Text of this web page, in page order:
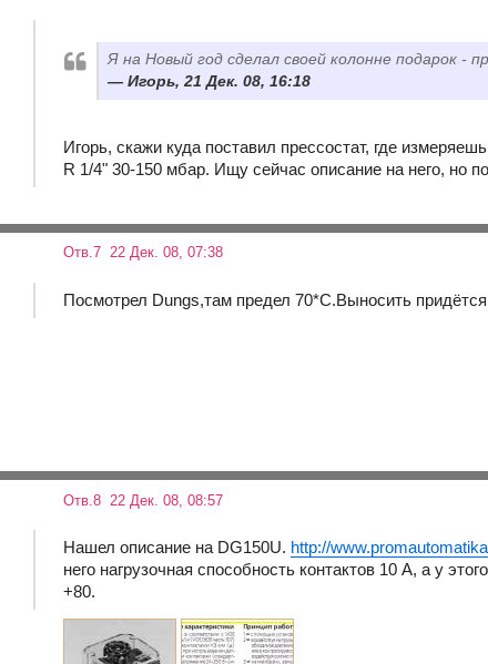
Я на Новый год сделал своей колонне подарок -
Игорь, 21 Дек. 08, 16:18
Игорь, скажи куда поставил прессостат, где
R 1/4" 30-150 мбар. Ищу сейчас описание на него, но
Отв.7 22 Дек. 08, 07:38
Посмотрел Dungs,там предел 70*С.Выносить
Отв.8 22 Дек. 08, 08:57
Нашел описание на DG150U. http://
него нагрузочная способность контактов 10 А, а у
+80.